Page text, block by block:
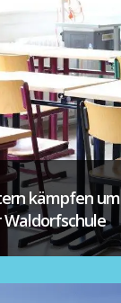
kämpfen um